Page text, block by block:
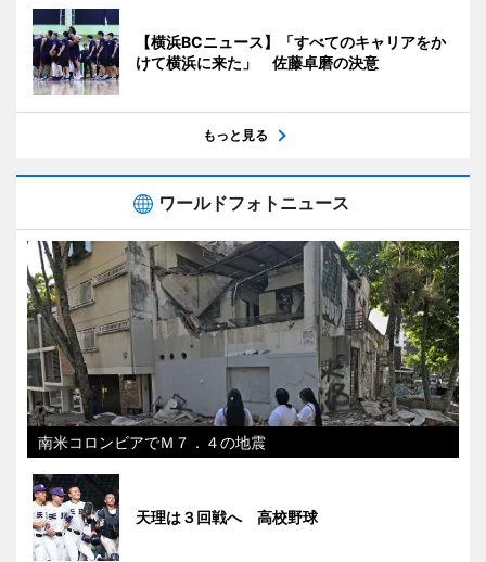
【横浜BCニュース】「すべてのキャリアをか
けて横浜に来た」 佐藤卓磨の決意
もっと見る
ワールドフォトニュース
南米コロンビアでＭ７．４の地震
天理は３回戦へ 高校野球